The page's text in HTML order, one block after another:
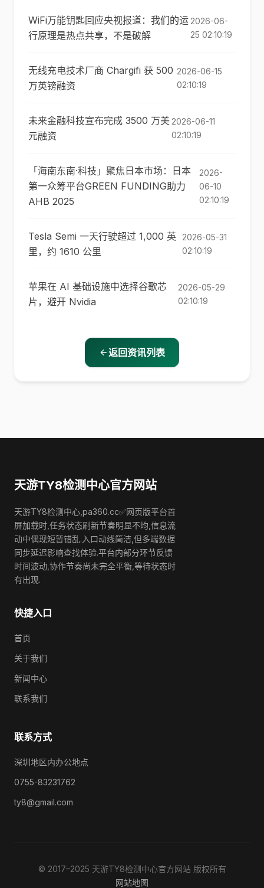
WiFi万能钥匙回应央视报道：我们的运
行原理是热点共享，不是破解
2026-06-
25 02:10:19
无线充电技术厂商 Chargifi 获 500
万英镑融资
2026-06-15
02:10:19
未来金融科技宣布完成 3500 万美
元融资
2026-06-11
02:10:19
「海南东南·科技」聚焦日本市场：日本
第一众筹平台GREEN FUNDING助力
AHB 2025
2026-
06-10
02:10:19
Tesla Semi 一天行驶超过 1,000 英
里，约 1610 公里
2026-05-31
02:10:19
苹果在 AI 基础设施中选择谷歌芯
片，避开 Nvidia
2026-05-29
02:10:19
返回资讯列表
天游TY8检测中心官方网站
天游TY8检测中心,pa360.cc✅网页版平台首
屏加载时,任务状态刷新节奏明显不均,信息流
动中偶现短暂错乱.入口动线简洁,但多端数据
同步延迟影响查找体验.平台内部分环节反馈
时间波动,协作节奏尚未完全平衡,等待状态时
有出现.
快捷入口
首页
关于我们
新闻中心
联系我们
联系方式
深圳地区内办公地点
0755-83231762
ty8@gmail.com
© 2017–2025 天游TY8检测中心官方网站 版权所有
网站地图